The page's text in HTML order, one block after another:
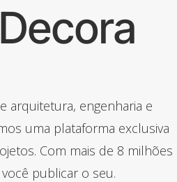
arquitetura, engenharia e
uma plataforma exclusiva
Com mais de 8 milhões
publicar o seu.